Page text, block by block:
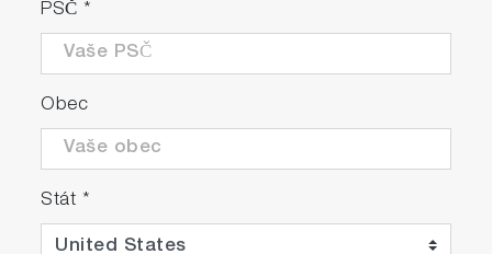
PSČ *
Obec
Stát *